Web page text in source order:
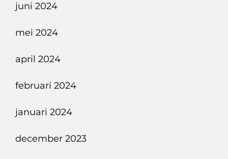
juni 2024
mei 2024
april 2024
februari 2024
januari 2024
december 2023